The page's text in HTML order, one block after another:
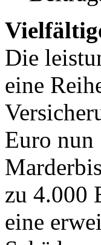
Die
eine
Euro
zu 4.000
eine